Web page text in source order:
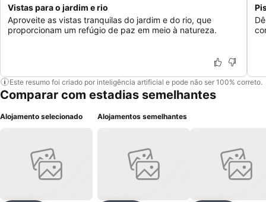
Vistas para o jardim e rio
Aproveite as vistas tranquilas do jardim e do rio, que
proporcionam um refúgio de paz em meio à natureza.
Este resumo foi criado por inteligência artificial e pode não ser 100% correto.
Comparar com estadias semelhantes
Alojamento selecionado Alojamentos semelhantes